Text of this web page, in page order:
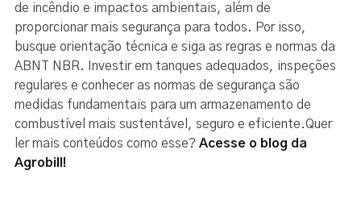
de incêndio e impactos ambientais, além de
proporcionar mais segurança para todos. Por isso,
busque orientação técnica e siga as regras e normas da
ABNT NBR. Investir em tanques adequados, inspeções
regulares e conhecer as normas de segurança são
medidas fundamentais para um armazenamento de
combustível mais sustentável, seguro e eficiente.Quer
ler mais conteúdos como esse? Acesse o blog da
Agrobill!